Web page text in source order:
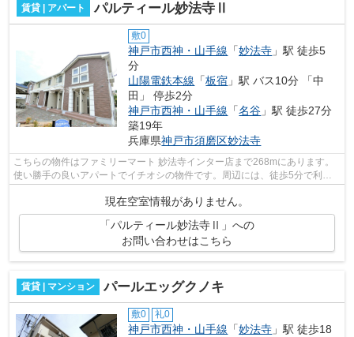
賃貸 | アパート パルティール妙法寺Ⅱ
敷0
神戸市西神・山手線 「妙法寺 」駅 徒歩5
分
山陽電鉄本線 「板宿 」駅 バス10分 「中
田」 停歩2分
神戸市西神・山手線 「名谷 」駅 徒歩27分
築19年
兵庫県神戸市須磨区妙法寺
こちらの物件はファミリーマート 妙法寺インター店まで268mにあります。
使い勝手の良いアパートでイチオシの物件です。周辺には、徒歩5分で利用
現在空室情報がありません。
「パルティール妙法寺Ⅱ」への
お問い合わせはこちら
賃貸 | マンション パールエッグクノキ
敷0 礼0
神戸市西神・山手線 「妙法寺 」駅 徒歩18